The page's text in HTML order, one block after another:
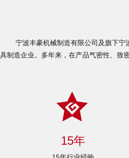
宁波丰豪机械制造有限公司及旗下宁波
具制造企业。多年来，在产品气密性、致
15年